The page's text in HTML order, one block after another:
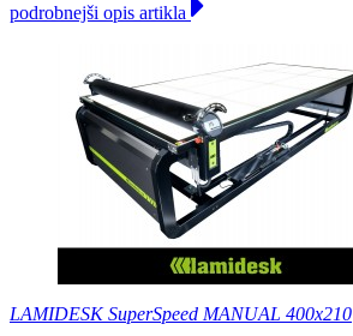
podrobnejši opis artikla
LAMIDESK SuperSpeed MANUAL 400x210